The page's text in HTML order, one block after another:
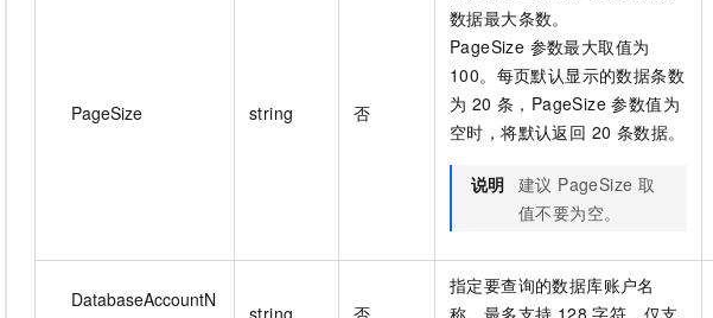
PageSize string 否
数据最大条数。
PageSize 参数最大取值为
100。每页默认显示的数据条数
为 20 条，PageSize 参数值为
空时，将默认返回 20 条数据。
说明 建议 PageSize 取
值不要为空。
DatabaseAccountN
指定要查询的数据库账户名